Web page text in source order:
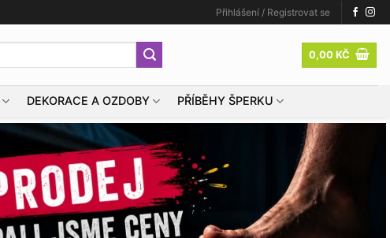
Přihlášení / Registrovat se
0,00KČ
DEKORACE A OZDOBY PŘÍBĚHY ŠPERKU